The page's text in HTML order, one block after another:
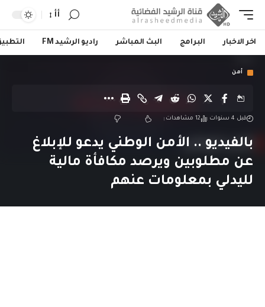
أأ
اخر الاخبار البرامج البث المباشر راديو الرشيد FM
أمن
قبل 4 سنوات 12 مشاهدات
بالفيديو .. الأمن الوطني يدعو للإبلاغ
عن مطلوبين ويرصد مكافأة مالية
لليدلي بمعلومات عنهم